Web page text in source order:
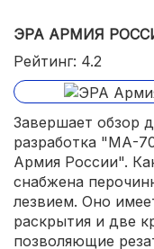
ЭРА АРМИЯ
Рейтинг: 4.2
Завершает обзор
разработка "МА-
Армия России".
снабжена
лезвием. Оно
раскрытия и две
позволяющие